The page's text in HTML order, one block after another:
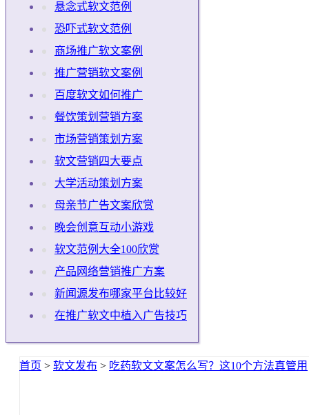
悬念式软文范例
恐吓式软文范例
商场推广软文案例
推广营销软文案例
百度软文如何推广
餐饮策划营销方案
市场营销策划方案
软文营销四大要点
大学活动策划方案
母亲节广告文案欣赏
晚会创意互动小游戏
软文范例大全100欣赏
产品网络营销推广方案
新闻源发布哪家平台比较好
在推广软文中植入广告技巧
首页 > 软文发布 > 吃药软文文案怎么写？这10个方法真管用